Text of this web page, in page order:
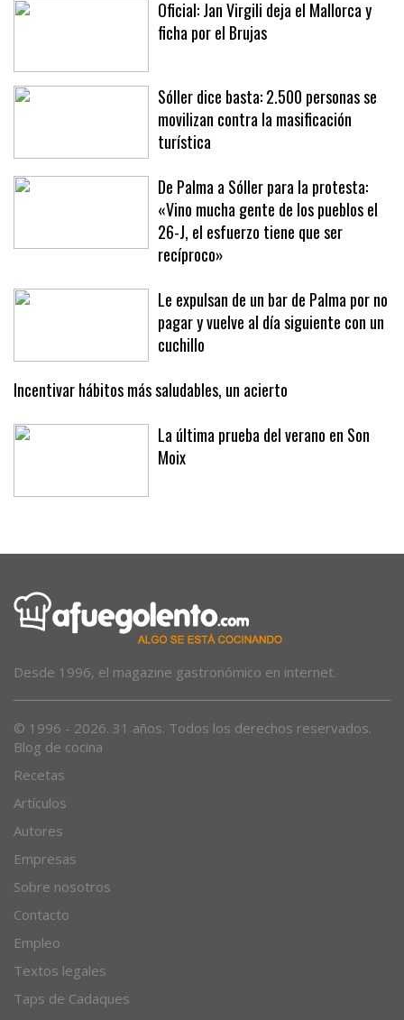
Oficial: Jan Virgili deja el Mallorca y
Sóller dice basta: 2.500 personas se
movilizan contra la masificación
turística
De Palma a Sóller para la protesta:
«Vino mucha gente de los pueblos el
26-J, el esfuerzo tiene que ser
recíproco»
Le expulsan de un bar de Palma por no
pagar y vuelve al día siguiente con un
cuchillo
Incentivar hábitos más saludables, un acierto
La última prueba del verano en Son
Blog de cocina
Recetas
Artículos
Autores
Empresas
Sobre nosotros
Contacto
Empleo
Textos legales